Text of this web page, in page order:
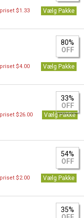
$1.33 Vælg Pakke
80%
OFF
$4.00 Vælg Pakke
33%
OFF
$26.00 Vælg Pakke
54%
OFF
$2.00 Vælg Pakke
35%